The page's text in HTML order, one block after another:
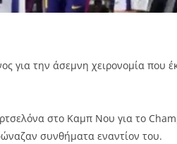
για την άσεμνη χειρονομία που
στο Καμπ Νου για το
συνθήματα εναντίον του.